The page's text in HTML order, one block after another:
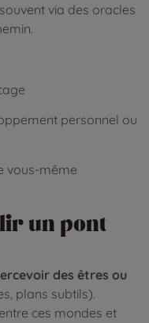
via des oracles
personnel ou
vous-même
un pont
des êtres ou
plans subtils).
ces mondes et